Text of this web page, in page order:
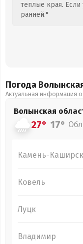
теплые края. Если
ранней."
Погода
Актуальная информация
Волынская
27° 17°
Камень-
Ковель
Луцк
Владимир